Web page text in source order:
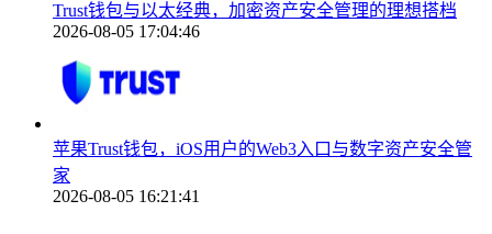
Trust钱包与以太经典，加密资产安全管理的理想搭档
2026-08-05 17:04:46
苹果Trust钱包，iOS用户的Web3入口与数字资产安全管
家
2026-08-05 16:21:41